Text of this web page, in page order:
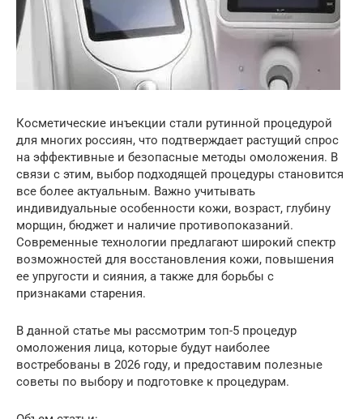
Косметические инъекции стали рутинной процедурой
для многих россиян, что подтверждает растущий спрос
на эффективные и безопасные методы омоложения. В
связи с этим, выбор подходящей процедуры становится
все более актуальным. Важно учитывать
индивидуальные особенности кожи, возраст, глубину
морщин, бюджет и наличие противопоказаний.
Современные технологии предлагают широкий спектр
возможностей для восстановления кожи, повышения
ее упругости и сияния, а также для борьбы с
признаками старения.
В данной статье мы рассмотрим топ-5 процедур
омоложения лица, которые будут наиболее
востребованы в 2026 году, и предоставим полезные
советы по выбору и подготовке к процедурам.